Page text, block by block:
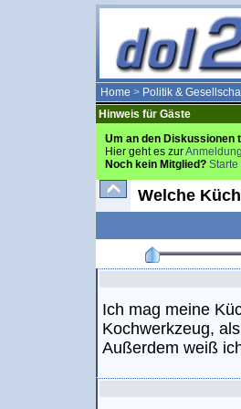
Home > Politik &
Hinweis für Gäste
Um an den Diskussionen
Hier geht es zurAnmeldung
Noch kein Mitglied? Starte
Welche
Ich mag meine
Kochwerkzeug,
Außerdem weiß